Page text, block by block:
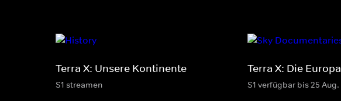
Terra X: Unsere Kontinente
S1 streamen
Terra X: Die
S1 verfügbar bis 25